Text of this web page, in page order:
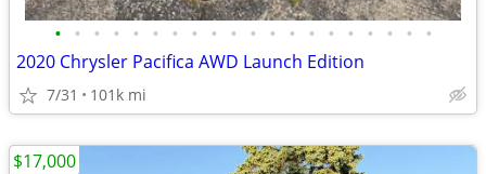
• • • • • • • • • • • • • • • • • • • •
2020 Chrysler Pacifica AWD Launch Edition
7/31 101k mi
$17,000